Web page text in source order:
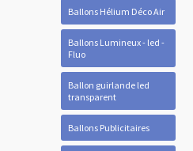
Ballons Hélium Déco Air
Ballons Lumineux - led -
Fluo
Ballon guirlande led
transparent
Ballons Publicitaires